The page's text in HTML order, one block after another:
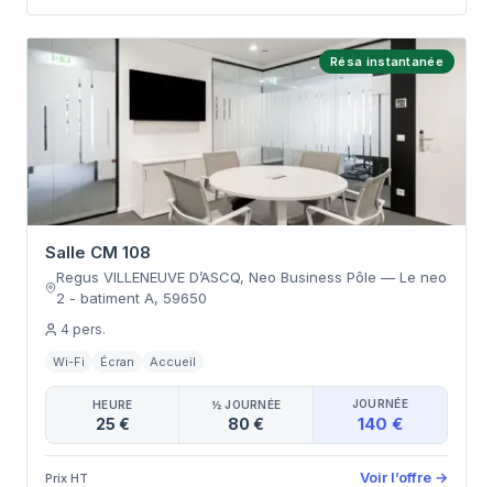
Résa instantanée
Salle CM 108
Regus VILLENEUVE D’ASCQ, Neo Business Pôle — Le neo
2 - batiment A, 59650
4 pers.
Wi-Fi Écran Accueil
HEURE
25 €
½ JOURNÉE
80 €
JOURNÉE
140 €
Prix HT Voir l’offre →